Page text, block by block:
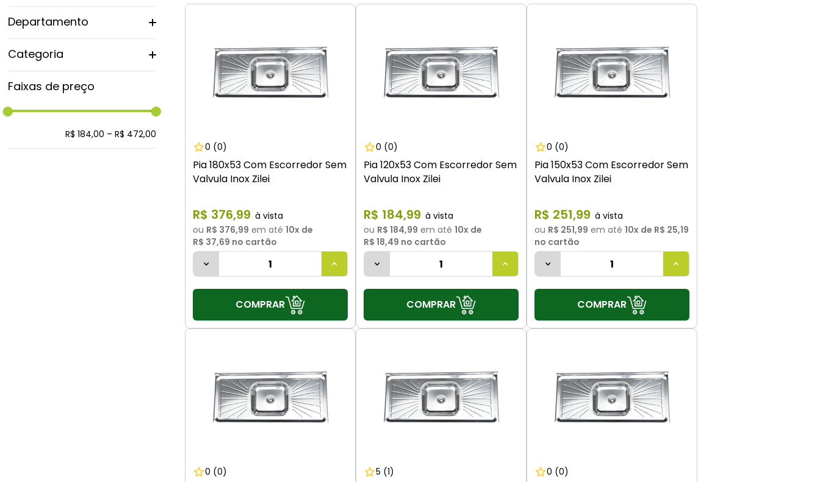
Departamento
Categoria
Faixas de preço
R$ 184,00 – R$ 472,00
0 (0)
Pia 180x53 Com Escorredor Sem
Valvula Inox Zilei
R$ 376,99
ou R$ 376,99 em até 10x de
R$ 37,69 no cartão
COMPRAR
0 (0)
Pia 120x53 Com Escorredor Sem
Valvula Inox Zilei
R$ 184,99
ou R$ 184,99 em até 10x de
R$ 18,49 no cartão
COMPRAR
0 (0)
Pia 150x53 Com Escorredor Sem
Valvula Inox Zilei
R$ 251,99
ou R$ 251,99 em até 10x de R$ 25,19
no cartão
COMPRAR
0 (0) 5 (1) 0 (0)
8º
cimento
10º janela